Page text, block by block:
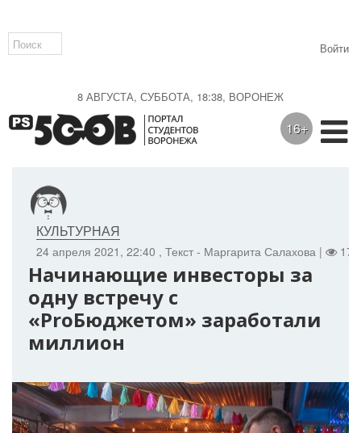
8 АВГУСТА, СУББОТА, 18:38, ВОРОНЕЖ
Войти
16+
24 апреля 2021, 22:40 , Текст - Маргарита Салахова |
КУЛЬТУРНАЯ
Начинающие инвесторы за
одну встречу с
«ProБюджетом» заработали
миллион